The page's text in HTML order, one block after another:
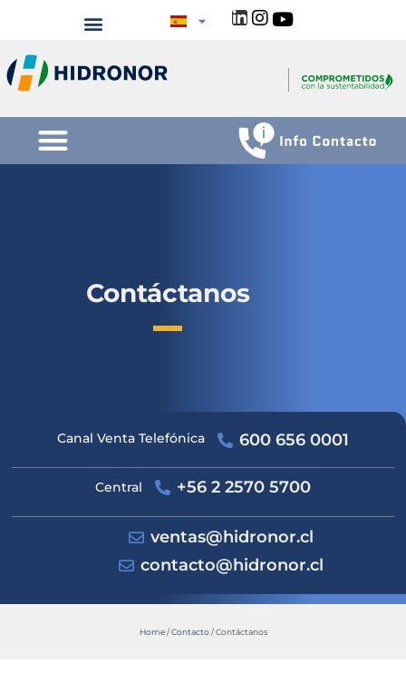
Contáctanos
Canal Venta Telefónica 600 656 0001
Central +56 2 2570 5700
ventas@hidronor.cl
contacto@hidronor.cl
Home/Contacto/Contáctanos